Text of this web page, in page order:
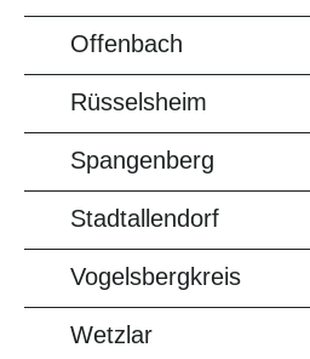
Offenbach
Rüsselsheim
Spangenberg
Stadtallendorf
Vogelsbergkreis
Wetzlar